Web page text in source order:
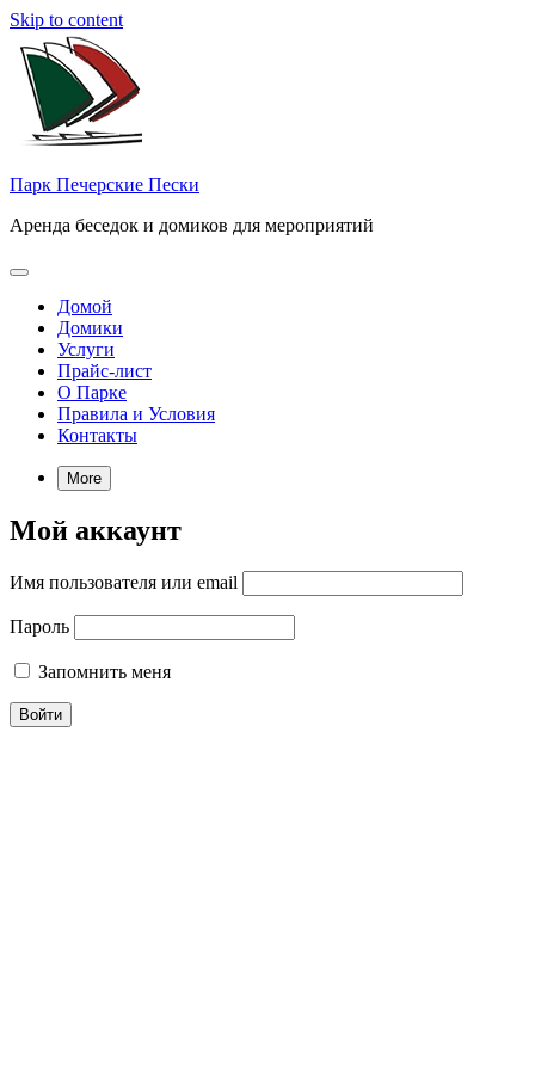
Skip to content
Парк Печерские Пески
Аренда беседок и домиков для мероприятий
Домой
Домики
Услуги
Прайс-лист
О Парке
Правила и Условия
Контакты
More
Мой аккаунт
Имя пользователя или email
Пароль
Запомнить меня